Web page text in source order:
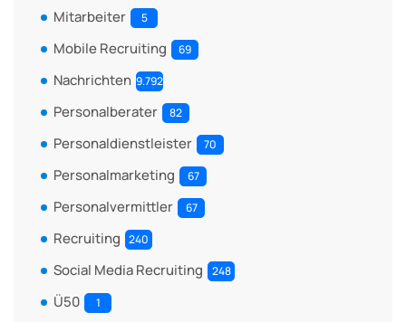
Mitarbeiter 5
Mobile Recruiting 69
Nachrichten 9.792
Personalberater 82
Personaldienstleister 70
Personalmarketing 67
Personalvermittler 67
Recruiting 240
Social Media Recruiting 248
Ü50 1